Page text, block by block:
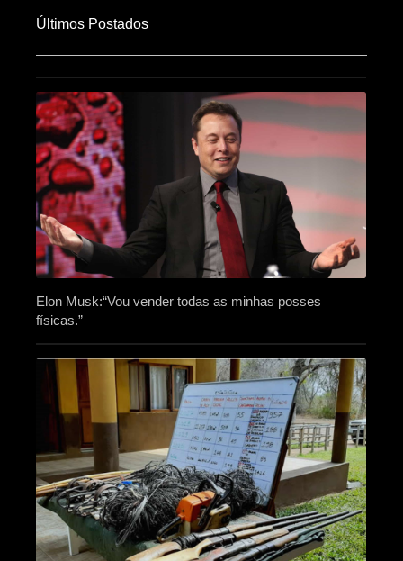
Últimos Postados
Elon Musk:“Vou vender todas as minhas posses
físicas.”